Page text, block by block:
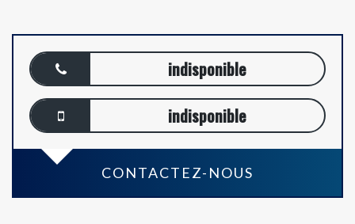
indisponible
indisponible
CONTACTEZ-NOUS